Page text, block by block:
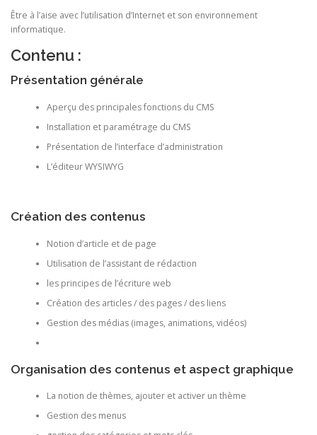
Être à l’aise avec l’utilisation d’Internet et son environnement
informatique.
Contenu :
Présentation générale
Aperçu des principales fonctions du CMS
Installation et paramétrage du CMS
Présentation de l’interface d’administration
L’éditeur WYSIWYG
Création des contenus
Notion d’article et de page
Utilisation de l’assistant de rédaction
les principes de l’écriture web
Création des articles / des pages / des liens
Gestion des médias (images, animations, vidéos)
Organisation des contenus et aspect graphique
La notion de thèmes, ajouter et activer un thème
Gestion des menus